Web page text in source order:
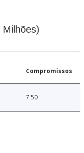
Milhões)
Compromissos
7.50